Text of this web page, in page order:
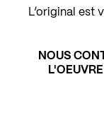
L’original est
NOUS